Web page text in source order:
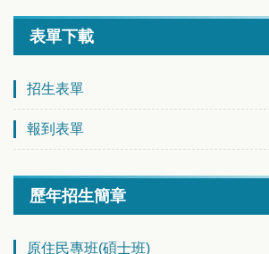
表單下載
招生表單
報到表單
歷年招生簡章
原住民專班(碩士班)